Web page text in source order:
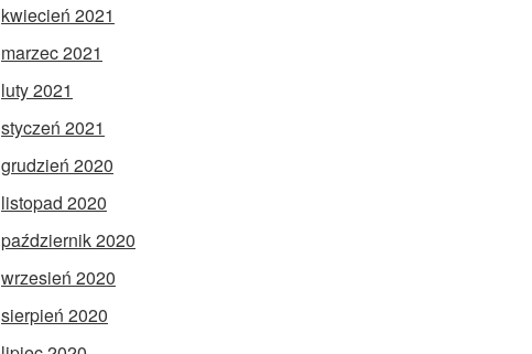
kwiecień 2021
marzec 2021
luty 2021
styczeń 2021
grudzień 2020
listopad 2020
październik 2020
wrzesień 2020
sierpień 2020